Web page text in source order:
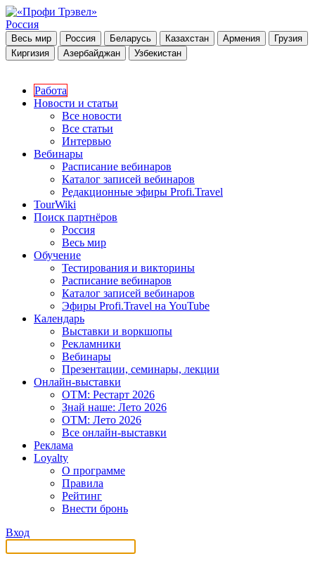
Россия
Весь мир Россия Беларусь Казахстан Армения
Грузия
Киргизия
Азербайджан Узбекистан
Работа
Новости и статьи
Все новости
Все статьи
Интервью
Вебинары
Расписание вебинаров
Каталог записей вебинаров
Редакционные эфиры Profi.Travel
TourWiki
Поиск партнёров
Россия
Весь мир
Обучение
Тестирования и викторины
Расписание вебинаров
Каталог записей вебинаров
Эфиры Profi.Travel на YouTube
Календарь
Выставки и воркшопы
Рекламники
Вебинары
Презентации, семинары, лекции
Онлайн-выставки
OTM: Рестарт 2026
Знай наше: Лето 2026
OTM: Лето 2026
Все онлайн-выставки
Реклама
Loyalty
О программе
Правила
Рейтинг
Внести бронь
Вход